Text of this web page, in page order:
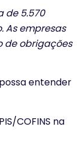
de 5.570
As empresas
de obrigações
entender
COFINS na